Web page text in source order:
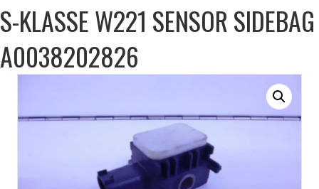
S-KLASSE W221 SENSOR SIDEBAG
A0038202826